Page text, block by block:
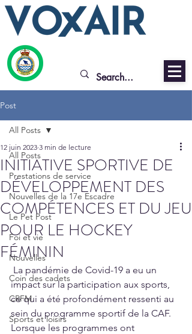
Post
All Posts
Prestations de service
Nouvelles de la 17e Escadre
Le Pet Post
Foi et vie
Nouvelles
Coin des cadets
CRFM
Sports et loisirs
All Posts
INITIATIVE SPORTIVE DE
DÉVELOPPEMENT DES
COMPÉTENCES ET DU JEU
POUR LE HOCKEY
FÉMININ
12 juin 2023 3 min de lecture
impact sur la participation aux sports,
ce qui a été profondément ressenti au
sein du programme sportif de la CAF.
Lorsque les programmes ont